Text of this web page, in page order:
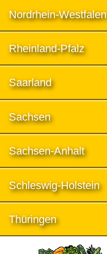
Nordrhein-Westfalen
Rheinland-Pfalz
Saarland
Sachsen
Sachsen-Anhalt
Schleswig-Holstein
Thüringen